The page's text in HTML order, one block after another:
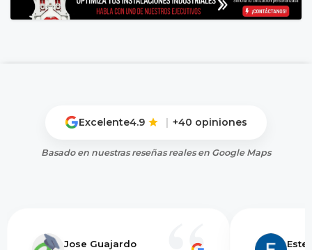
Excelente4.9 | +40 opiniones
Basado en nuestras reseñas reales en Google Maps
Jose Guajardo